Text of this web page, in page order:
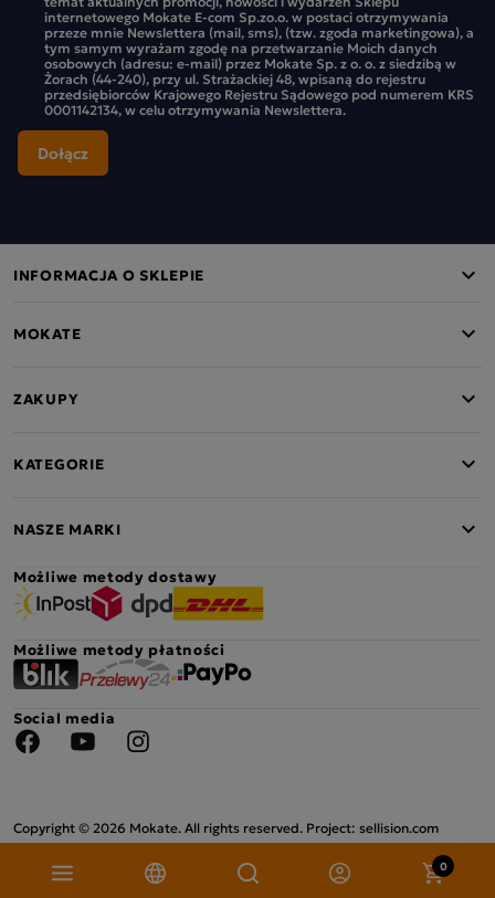
0
internetowego Mokate E-com Sp.zo.o. w postaci otrzymywania
przeze mnie Newslettera (mail, sms), (tzw. zgoda marketingowa), a
tym samym wyrażam zgodę na przetwarzanie Moich danych
osobowych (adresu: e-mail) przez Mokate Sp. z o. o. z siedzibą w
Żorach (44-240), przy ul. Strażackiej 48, wpisaną do rejestru
przedsiębiorców Krajowego Rejestru Sądowego pod numerem KRS
0001142134, w celu otrzymywania Newslettera.
INFORMACJA O SKLEPIE
MOKATE
ZAKUPY
KATEGORIE
NASZE MARKI
Możliwe metody dostawy
Możliwe metody płatności
Social media
Copyright © 2026 Mokate. All rights reserved. Project: sellision.com